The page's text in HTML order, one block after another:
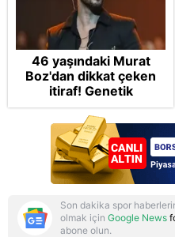
46 yaşındaki Murat
Boz'dan dikkat çeken
itiraf! Genetik
korkusunu açıkladı
Son dakika spor
olmak için Google News
abone olun.